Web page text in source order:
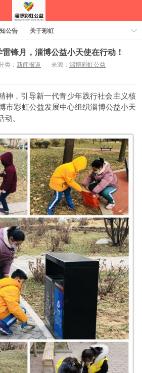
公告 关于彩虹
雷锋月，淄博公益小天使在行动！
类： 新闻报道 来源： 淄博彩虹公益
，引导新一代青少年践行社会主义核
市彩虹公益发展中心组织淄博公益小天
。